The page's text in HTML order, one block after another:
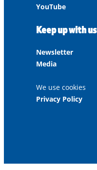
YouTube
Keep up with us
Newsletter
Media
We use cookies
Privacy Policy